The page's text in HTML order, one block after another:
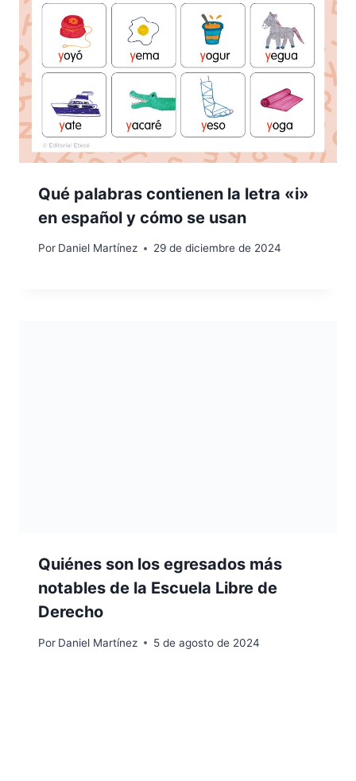
Qué palabras contienen la letra «i»
en español y cómo se usan
Por Daniel Martínez 29 de diciembre de 2024
Quiénes son los egresados más
notables de la Escuela Libre de
Derecho
Por Daniel Martínez 5 de agosto de 2024